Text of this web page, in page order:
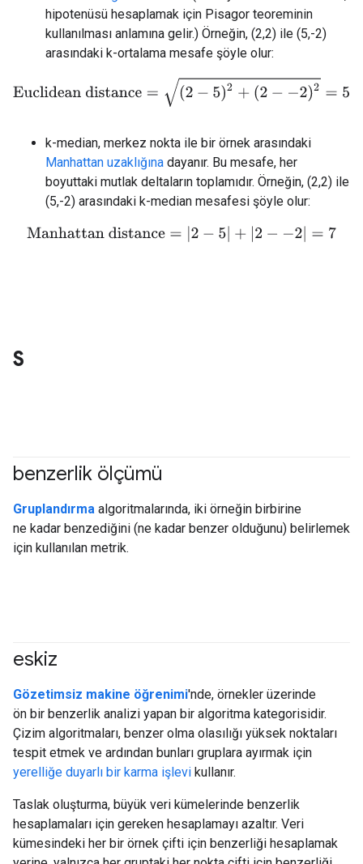
hipotenüsü hesaplamak için Pisagor teoreminin
kullanılması anlamına gelir.) Örneğin, (2,2) ile (5,-2)
arasındaki k-ortalama mesafe şöyle olur:
Euclidean distance=(2−5)2+(2−−2)2=5
k-median, merkez nokta ile bir örnek arasındaki
Manhattan uzaklığına dayanır. Bu mesafe, her
boyuttaki mutlak deltaların toplamıdır. Örneğin, (2,2) ile
(5,-2) arasındaki k-median mesafesi şöyle olur:
Manhattan distance =| 2− 5|+ |2− −2 |= 7
S
benzerlik ölçümü
Gruplandırma algoritmalarında, iki örneğin birbirine
ne kadar benzediğini (ne kadar benzer olduğunu) belirlemek
için kullanılan metrik.
eskiz
Gözetimsiz makine öğrenimi'nde, örnekler üzerinde
ön bir benzerlik analizi yapan bir algoritma kategorisidir.
Çizim algoritmaları, benzer olma olasılığı yüksek noktaları
tespit etmek ve ardından bunları gruplara ayırmak için
yerelliğe duyarlı bir karma işlevi kullanır.
Taslak oluşturma, büyük veri kümelerinde benzerlik
hesaplamaları için gereken hesaplamayı azaltır. Veri
kümesindeki her bir örnek çifti için benzerliği hesaplamak